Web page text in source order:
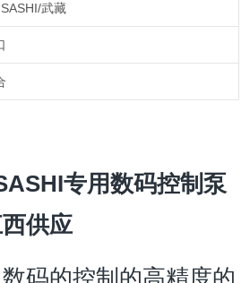
武藏
专用数码控制泵
供应
码的控制的高精度的